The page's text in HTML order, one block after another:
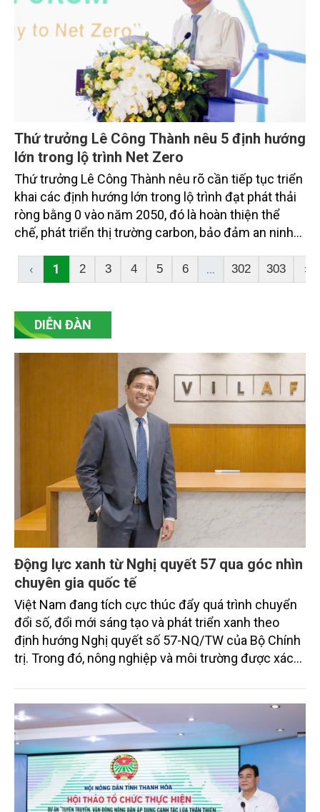
Thứ trưởng Lê Công Thành nêu 5 định hướng
lớn trong lộ trình Net Zero
Thứ trưởng Lê Công Thành nêu rõ cần tiếp tục triển
khai các định hướng lớn trong lộ trình đạt phát thải
ròng bằng 0 vào năm 2050, đó là hoàn thiện thể
chế, phát triển thị trường carbon, bảo đảm an ninh
bền vững, thúc đẩy chuyển đổi xanh trong các
ngành kinh tế, phát huy vai trò của các hệ sinh thái
‹ 1 2 3 4 5 6 ... 302 303 ›
DIỄN ĐÀN
Động lực xanh từ Nghị quyết 57 qua góc nhìn
chuyên gia quốc tế
Việt Nam đang tích cực thúc đẩy quá trình chuyển
đổi số, đổi mới sáng tạo và phát triển xanh theo
định hướng Nghị quyết số 57-NQ/TW của Bộ Chính
trị. Trong đó, nông nghiệp và môi trường được xác
sắc bởi các tiến bộ công nghệ và cam kết bền vững
toàn cầu, đặc biệt là mục tiêu đưa phát thải ròng
bằng 0 (Net-Zero) vào năm 2050.